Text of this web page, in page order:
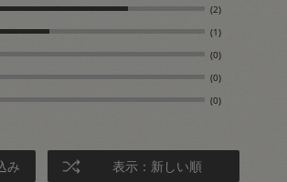
(2)
(1)
(0)
(0)
(0)
み 表示：新しい順